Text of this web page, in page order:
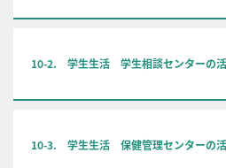
10-2. 学生生活 学生相談センターの活
10-3. 学生生活 保健管理センターの活